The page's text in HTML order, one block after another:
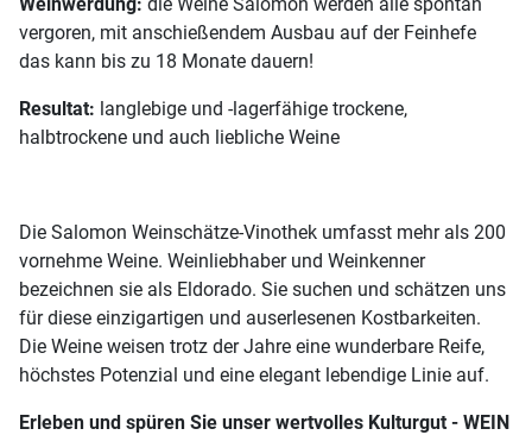
vergoren, mit anschießendem Ausbau auf der Feinhefe
das kann bis zu 18 Monate dauern!
Resultat: langlebige und -lagerfähige trockene,
halbtrockene und auch liebliche Weine
Die Salomon Weinschätze-Vinothek umfasst mehr als 200
vornehme Weine. Weinliebhaber und Weinkenner
bezeichnen sie als Eldorado. Sie suchen und schätzen uns
für diese einzigartigen und auserlesenen Kostbarkeiten.
Die Weine weisen trotz der Jahre eine wunderbare Reife,
höchstes Potenzial und eine elegant lebendige Linie auf.
Erleben und spüren Sie unser wertvolles Kulturgut - WEIN